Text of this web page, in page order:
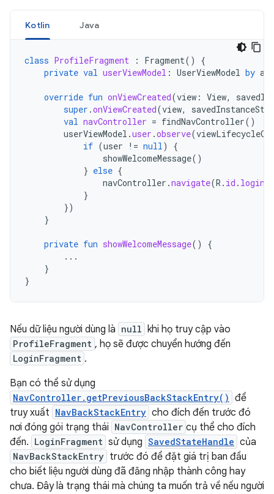
Kotlin Java
class ProfileFragment : Fragment()
{
private val userViewModel : UserViewModel by
override fun onViewCreated(view : View,
super .onViewCreated(view,
val navController = findNavController()
userViewModel .user .observe(
if (user != null)
{
showWelcomeMessage()
} else {
navController .navigate(R . id .
}
})
}
private fun showWelcomeMessage()
{
...
}
}
Nếu dữ liệu người dùng là null khi họ truy cập vào
ProfileFragment , họ sẽ được chuyển hướng đến
LoginFragment .
Bạn có thể sử dụng
NavController.getPreviousBackStackEntry() để
truy xuất NavBackStackEntry cho đích đến trước đó
nơi đóng gói trạng thái NavController cụ thể cho đích
đến. LoginFragment sử dụng SavedStateHandle của
NavBackStackEntry trước đó để đặt giá trị ban đầu
cho biết liệu người dùng đã đăng nhập thành công hay
chưa. Đây là trạng thái mà chúng ta muốn trả về nếu người